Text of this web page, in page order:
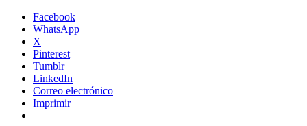
Facebook
WhatsApp
X
Pinterest
Tumblr
LinkedIn
Correo electrónico
Imprimir